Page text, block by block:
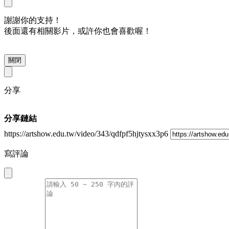
謝謝你的支持！
後面還有相關影片，或許你也會喜歡喔！
關閉
分享
分享鏈結
https://artshow.edu.tw/video/343/qdfpf5hjtysxx3p6
寫評論